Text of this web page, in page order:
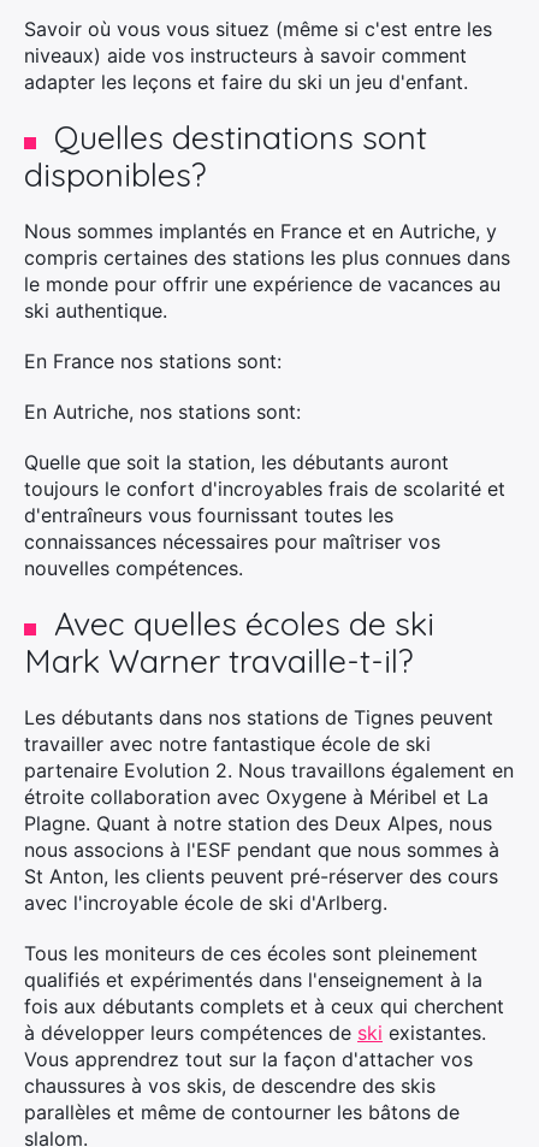
Savoir où vous vous situez (même si c'est entre les
niveaux) aide vos instructeurs à savoir comment
adapter les leçons et faire du ski un jeu d'enfant.
Quelles destinations sont
disponibles?
Nous sommes implantés en France et en Autriche, y
compris certaines des stations les plus connues dans
le monde pour offrir une expérience de vacances au
ski authentique.
En France nos stations sont:
En Autriche, nos stations sont:
Quelle que soit la station, les débutants auront
toujours le confort d'incroyables frais de scolarité et
d'entraîneurs vous fournissant toutes les
connaissances nécessaires pour maîtriser vos
nouvelles compétences.
Avec quelles écoles de ski
Mark Warner travaille-t-il?
Les débutants dans nos stations de Tignes peuvent
travailler avec notre fantastique école de ski
partenaire Evolution 2. Nous travaillons également en
étroite collaboration avec Oxygene à Méribel et La
Plagne. Quant à notre station des Deux Alpes, nous
nous associons à l'ESF pendant que nous sommes à
St Anton, les clients peuvent pré-réserver des cours
avec l'incroyable école de ski d'Arlberg.
Tous les moniteurs de ces écoles sont pleinement
qualifiés et expérimentés dans l'enseignement à la
fois aux débutants complets et à ceux qui cherchent
à développer leurs compétences de ski existantes.
Vous apprendrez tout sur la façon d'attacher vos
chaussures à vos skis, de descendre des skis
parallèles et même de contourner les bâtons de
slalom.